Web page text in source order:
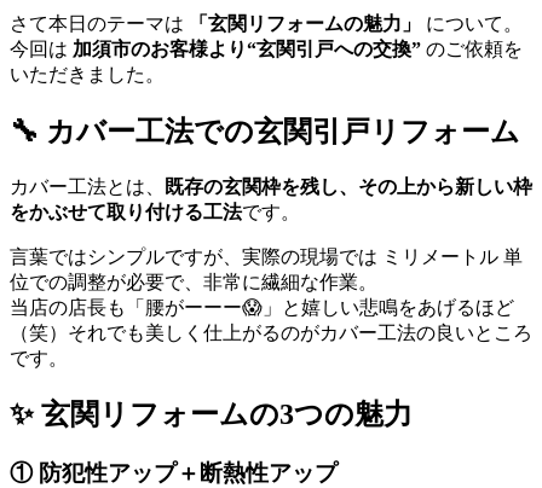
さて本日のテーマは 「玄関リフォームの魅力」
について。
今回は 加須市のお客様より“玄関引戸への交換” のご依頼を
いただきました。
🔧 カバー工法での玄関引戸リフォーム
カバー工法とは、
既存の玄関枠を残し、その上から新しい枠
をかぶせて取り付ける工法です。
言葉ではシンプルですが、実際の現場では ミリメートル 単
位での調整が必要で、非常に繊細な作業。
当店の店長も「腰がーーー😱」と嬉しい悲鳴をあげるほど
（笑）それでも美しく仕上がるのがカバー工法の良いところ
です。
✨ 玄関リフォームの3つの魅力
① 防犯性アップ＋断熱性アップ